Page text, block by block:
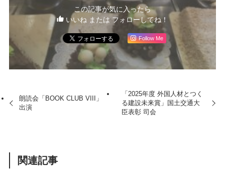
この記事が気に入ったら
いいね または フォローしてね！
Follow Me
朗読会「BOOK CLUB VIII」
出演
「2025年度 外国人材とつく
る建設未来賞」国土交通大
臣表彰 司会
関連記事